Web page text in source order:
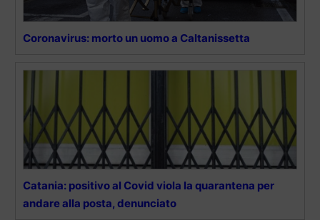
Coronavirus: morto un uomo a Caltanissetta
Catania: positivo al Covid viola la quarantena per
andare alla posta, denunciato